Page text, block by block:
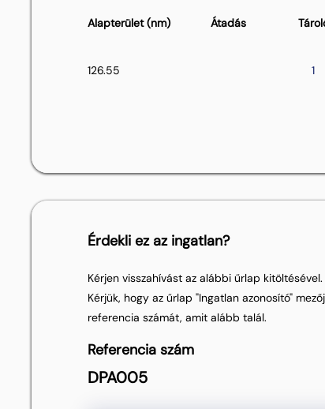
Alapterület (nm) Átadás
126.55 1
Érdekli ez az ingatlan?
Kérjen visszahívást az alábbi űrlap kitöltésével.
Kérjük, hogy az űrlap "Ingatlan azonosító"
referencia számát, amit alább talál.
Referencia szám
DPA005